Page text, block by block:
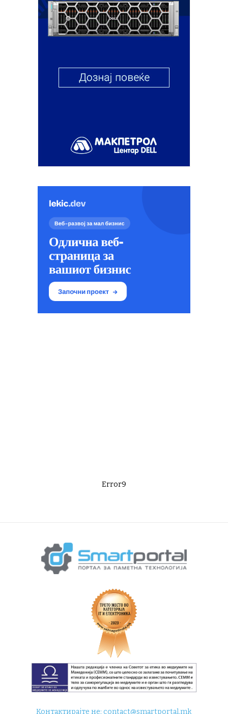
Error9
Контактирајте не:contact@smartportal.mk